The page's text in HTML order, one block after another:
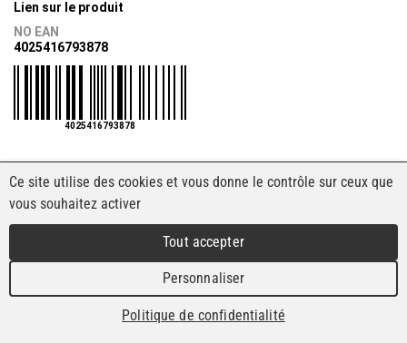
Lien sur le produit
NO EAN
4025416793878
4025416793878
Ce site utilise des cookies et vous donne le contrôle sur ceux que
vous souhaitez activer
Tout accepter
Personnaliser
Politique de confidentialité